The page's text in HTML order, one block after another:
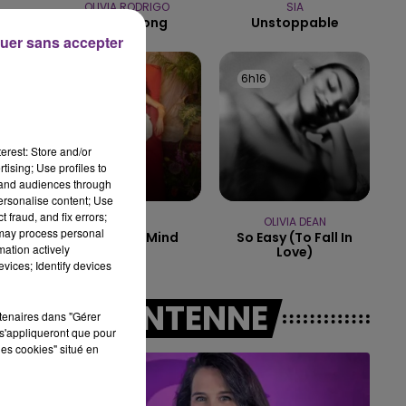
16h00 - 20h00
LE WEEK-END CHAMPAGNE FM
OLIVIA RODRIGO
Stupid Song
SIA
Unstoppable
One Track Mind
6h16
6h16
OLIVIA DEAN
So Easy (to Fall In
Love)
A L'ANTENNE
Store and/or
Use profiles to
audiences through
content; Use
fraud, and fix errors;
process personal
actively
Identify devices
dans "Gérer
que pour
cookies" situé en
sans accepter